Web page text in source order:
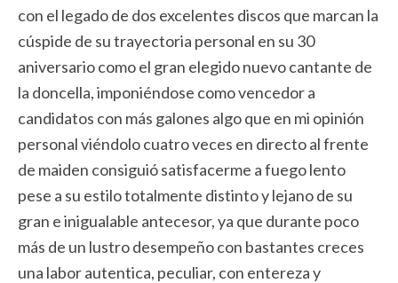
con el legado de dos excelentes discos que marcan la
cúspide de su trayectoria personal en su 30
aniversario como el gran elegido nuevo cantante de
la doncella, imponiéndose como vencedor a
candidatos con más galones algo que en mi opinión
personal viéndolo cuatro veces en directo al frente
de maiden consiguió satisfacerme a fuego lento
pese a su estilo totalmente distinto y lejano de su
gran e inigualable antecesor, ya que durante poco
más de un lustro desempeño con bastantes creces
una labor autentica, peculiar, con entereza y